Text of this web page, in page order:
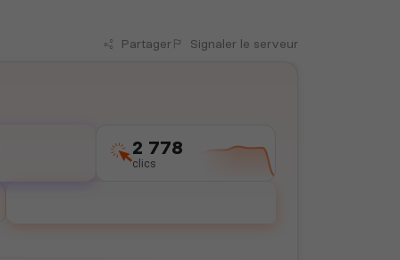
Partager Signaler le serveur
2 778
clics